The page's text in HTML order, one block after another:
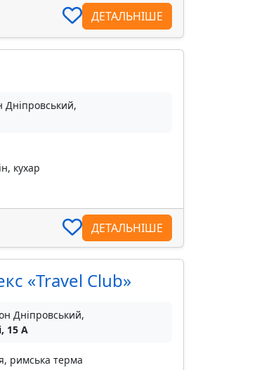
ДЕТАЛЬНІШЕ
Дніпровський,
кухар
ДЕТАЛЬНІШЕ
«Travel Club»
Дніпровський,
15 A
римська терма